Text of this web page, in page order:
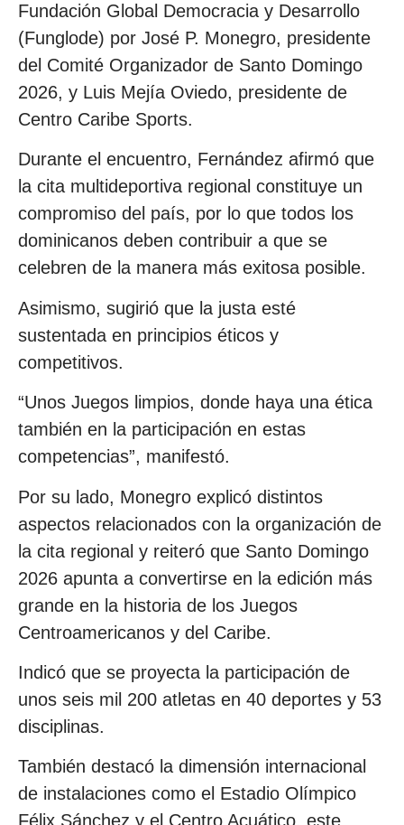
Fundación Global Democracia y Desarrollo
(Funglode) por José P. Monegro, presidente
del Comité Organizador de Santo Domingo
2026, y Luis Mejía Oviedo, presidente de
Centro Caribe Sports.
Durante el encuentro, Fernández afirmó que
la cita multideportiva regional constituye un
compromiso del país, por lo que todos los
dominicanos deben contribuir a que se
celebren de la manera más exitosa posible.
Asimismo, sugirió que la justa esté
sustentada en principios éticos y
competitivos.
“Unos Juegos limpios, donde haya una ética
también en la participación en estas
competencias”, manifestó.
Por su lado, Monegro explicó distintos
aspectos relacionados con la organización de
la cita regional y reiteró que Santo Domingo
2026 apunta a convertirse en la edición más
grande en la historia de los Juegos
Centroamericanos y del Caribe.
Indicó que se proyecta la participación de
unos seis mil 200 atletas en 40 deportes y 53
disciplinas.
También destacó la dimensión internacional
de instalaciones como el Estadio Olímpico
Félix Sánchez y el Centro Acuático, este